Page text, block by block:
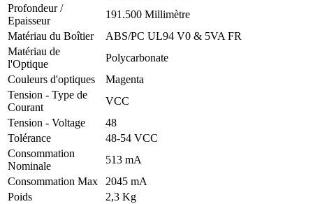
Profondeur /
Epaisseur
191.500 Millimètre
Matériau du Boîtier
ABS/PC UL94 V0 & 5VA FR
Matériau de
l'Optique
Polycarbonate
Couleurs d'optiques
Magenta
Tension - Type de
Courant
VCC
Tension - Voltage
48
Tolérance
48-54 VCC
Consommation
Nominale
513 mA
Consommation Max
2045 mA
Poids
2,3 Kg